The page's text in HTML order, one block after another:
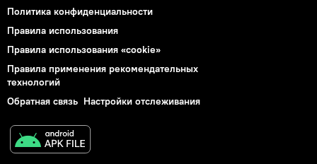
Политика конфиденциальности
Правила использования
Правила использования «cookie»
Правила применения рекомендательных
технологий
Обратная связь Настройки отслеживания